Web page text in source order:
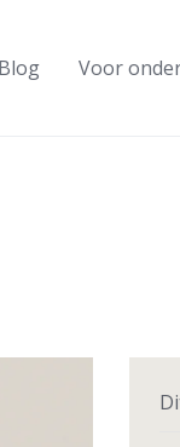
Blog Voor